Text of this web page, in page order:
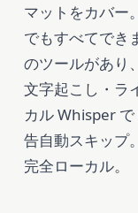
マットをカバー
でもすべてでき
のツールがあり
文字起こし・ラ
カル Whisper
告自動スキップ
完全ローカル。